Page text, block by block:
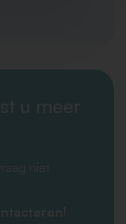
u meer
niet